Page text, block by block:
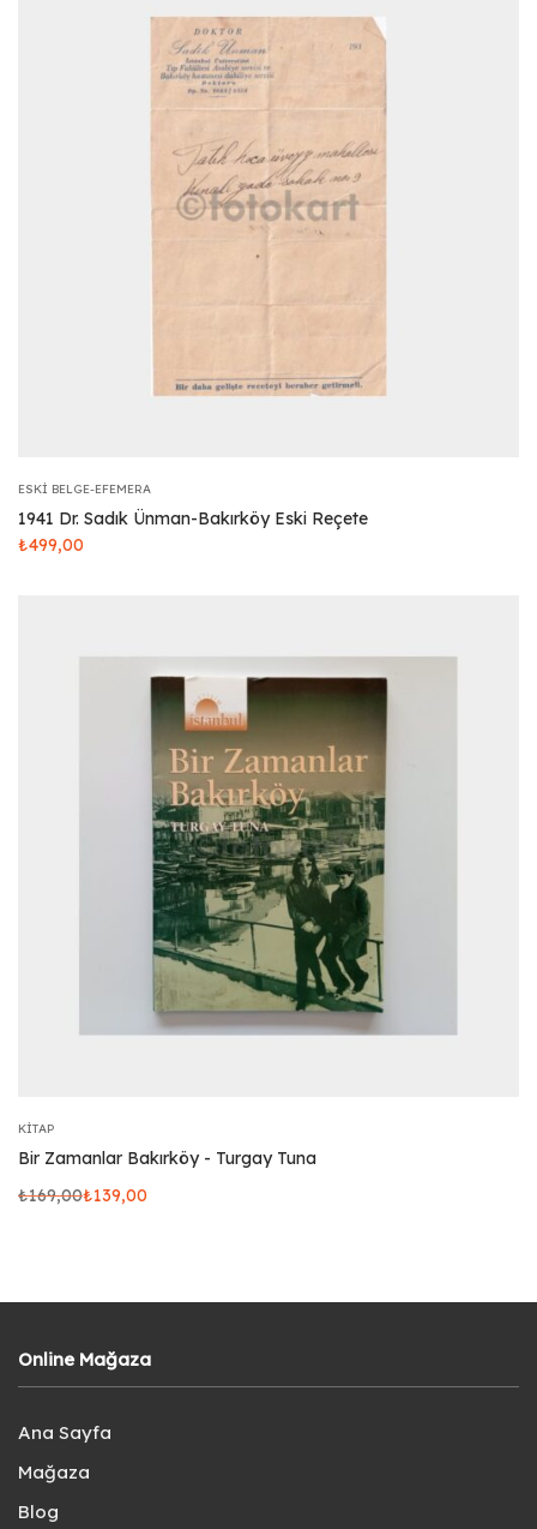
ESKI BELGE-EFEMERA
1941 Dr. Sadık Ünman-Bakırköy Eski Reçete
₺499,00
KITAP
Bir Zamanlar Bakırköy - Turgay Tuna
₺169,00₺139,00
Online Mağaza
Ana Sayfa
Mağaza
Blog